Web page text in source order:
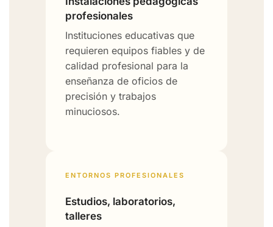
profesionales
Instituciones educativas que
requieren equipos fiables y de
calidad profesional para la
enseñanza de oficios de
precisión y trabajos
minuciosos.
ENTORNOS PROFESIONALES
Estudios, laboratorios,
talleres